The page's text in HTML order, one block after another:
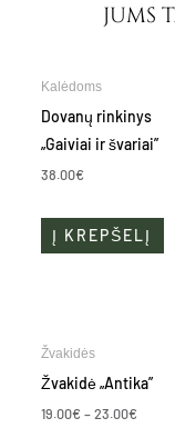
JUMS
Kalėdoms
Dovanų rinkinys
„Gaiviai ir švariai”
38.00€
Į KREPŠELĮ
Žvakidės
Žvakidė „Antika”
19.00€ – 23.00€
19.00€
23.00€